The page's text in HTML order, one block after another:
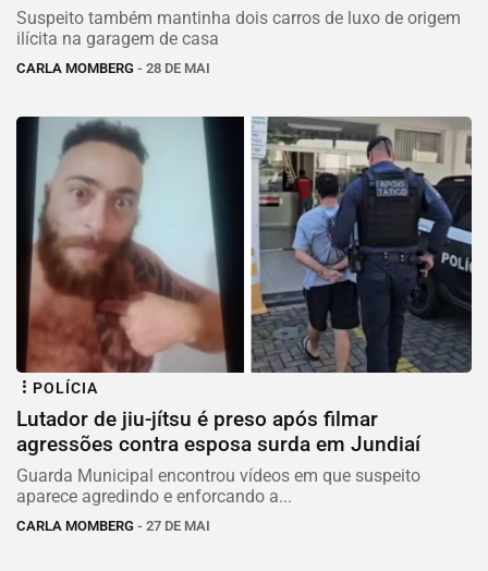
Suspeito também mantinha dois carros de luxo de origem
ilícita na garagem de casa
CARLA MOMBERG - 28 DE MAI
POLÍCIA
Lutador de jiu-jítsu é preso após filmar
agressões contra esposa surda em Jundiaí
Guarda Municipal encontrou vídeos em que suspeito
aparece agredindo e enforcando a...
CARLA MOMBERG - 27 DE MAI